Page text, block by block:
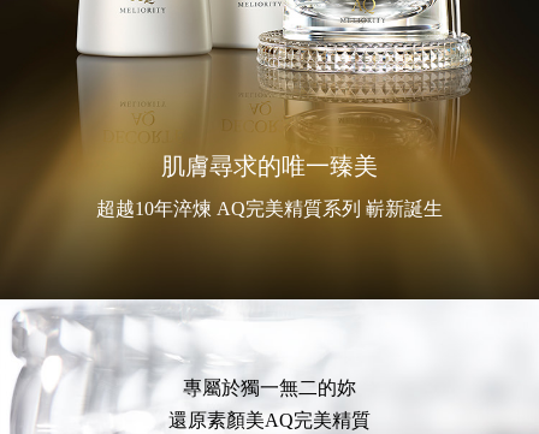
肌膚尋求的唯一臻美
超越10年淬煉 AQ完美精質系列 嶄新誕生
專屬於獨一無二的妳
還原素顏美AQ完美精質